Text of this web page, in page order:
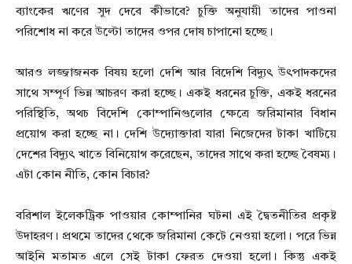
ব্যাংকের ঋণের সুদ দেবে কীভাবে? চুক্তি অনুযায়ী তাদের পাওনা
পরিশোধ না করে উল্টো তাদের ওপর দোষ চাপানো হচ্ছে।
আরও লজ্জাজনক বিষয় হলো দেশি আর বিদেশি বিদ্যুৎ উৎপাদকদের
সাথে সম্পূর্ণ ভিন্ন আচরণ করা হচ্ছে। একই ধরনের চুক্তি, একই ধরনের
পরিস্থিতি, অথচ বিদেশি কোম্পানিগুলোর ক্ষেত্রে জরিমানার বিধান
প্রয়োগ করা হচ্ছে না। দেশি উদ্যোক্তারা যারা নিজেদের টাকা খাটিয়ে
দেশের বিদ্যুৎ খাতে বিনিয়োগ করেছেন, তাদের সাথে করা হচ্ছে বৈষম্য।
এটা কোন নীতি, কোন বিচার?
বরিশাল ইলেকট্রিক পাওয়ার কোম্পানির ঘটনা এই দ্বৈতনীতির প্রকৃষ্ট
উদাহরণ। প্রথমে তাদের থেকে জরিমানা কেটে নেওয়া হলো। পরে ভিন্ন
আইনি মতামত এলে সেই টাকা ফেরত দেওয়া হলো। কিন্তু একই